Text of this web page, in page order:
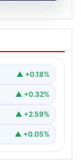
▲ +0.18%
▲ +0.32%
▲ +2.59%
▲ +0.05%